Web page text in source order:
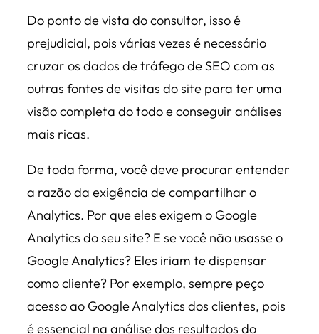
Do ponto de vista do consultor, isso é
prejudicial, pois várias vezes é necessário
cruzar os dados de tráfego de SEO com as
outras fontes de visitas do site para ter uma
visão completa do todo e conseguir análises
mais ricas.
De toda forma, você deve procurar entender
a razão da exigência de compartilhar o
Analytics. Por que eles exigem o Google
Analytics do seu site? E se você não usasse o
Google Analytics? Eles iriam te dispensar
como cliente? Por exemplo, sempre peço
acesso ao Google Analytics dos clientes, pois
é essencial na análise dos resultados do